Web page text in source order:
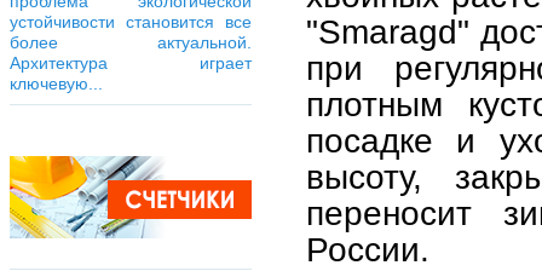
устойчивости становится все
более актуальной.
Архитектура играет
ключевую...
"Smaragd"
при
плотным
посадке и
высоту,
переносит
России.